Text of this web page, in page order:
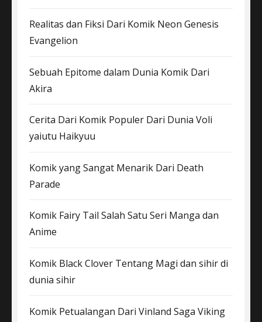
Realitas dan Fiksi Dari Komik Neon Genesis
Evangelion
Sebuah Epitome dalam Dunia Komik Dari
Akira
Cerita Dari Komik Populer Dari Dunia Voli
yaiutu Haikyuu
Komik yang Sangat Menarik Dari Death
Parade
Komik Fairy Tail Salah Satu Seri Manga dan
Anime
Komik Black Clover Tentang Magi dan sihir di
dunia sihir
Komik Petualangan Dari Vinland Saga Viking